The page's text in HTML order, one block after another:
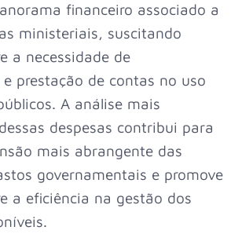
financeiro associado a
ministeriais, suscitando
a necessidade de
prestação de contas no uso
A análise mais
despesas contribui para
mais abrangente das
governamentais e promove
a eficiência na gestão dos